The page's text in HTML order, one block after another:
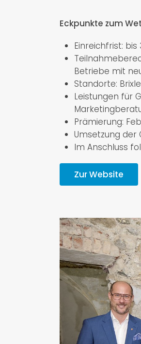
Eckpunkte zum
Einreichfrist: bis
Betriebe mit
Standorte:
Leistungen für
Prämierung:
Umsetzung der
Im Anschluss
Zur Website